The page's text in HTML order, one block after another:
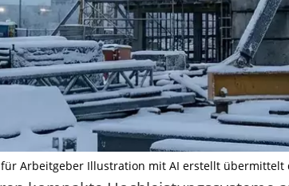
Arbeitgeber Illustration mit AI erstellt übermittelt